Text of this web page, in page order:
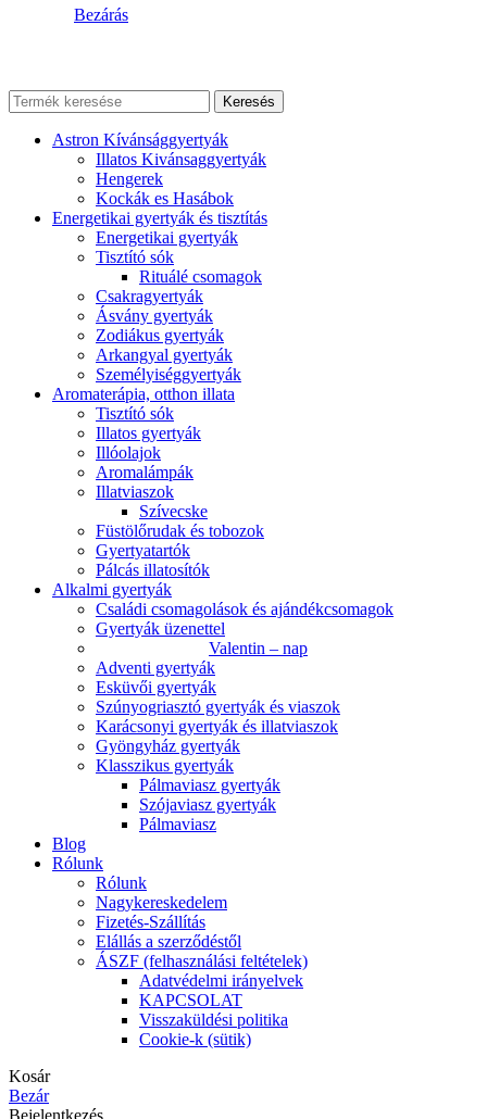
Bezárás
Keresés
Astron Kívánsággyertyák
Illatos Kivánsaggyertyák
Hengerek
Kockák es Hasábok
Energetikai gyertyák és tisztítás
Energetikai gyertyák
Tisztító sók
Rituálé csomagok
Csakragyertyák
Ásvány gyertyák
Zodiákus gyertyák
Arkangyal gyertyák
Személyiséggyertyák
Aromaterápia, otthon illata
Tisztító sók
Illatos gyertyák
Illóolajok
Aromalámpák
Illatviaszok
Szívecske
Füstölőrudak és tobozok
Gyertyatartók
Pálcás illatosítók
Alkalmi gyertyák
Családi csomagolások és ajándékcsomagok
Gyertyák üzenettel
Valentin – nap
Adventi gyertyák
Esküvői gyertyák
Szúnyogriasztó gyertyák és viaszok
Karácsonyi gyertyák és illatviaszok
Gyöngyház gyertyák
Klasszikus gyertyák
Pálmaviasz gyertyák
Szójaviasz gyertyák
Pálmaviasz
Blog
Rólunk
Rólunk
Nagykereskedelem
Fizetés-Szállítás
Elállás a szerződéstől
ÁSZF (felhasználási feltételek)
Adatvédelmi irányelvek
KAPCSOLAT
Visszaküldési politika
Cookie-k (sütik)
Kosár
Bezár